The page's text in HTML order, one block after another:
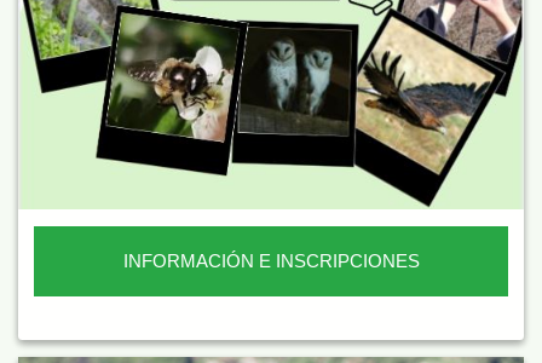
INFORMACIÓN E INSCRIPCIONES